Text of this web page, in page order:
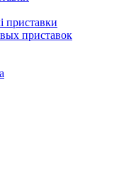
приставки
приставок